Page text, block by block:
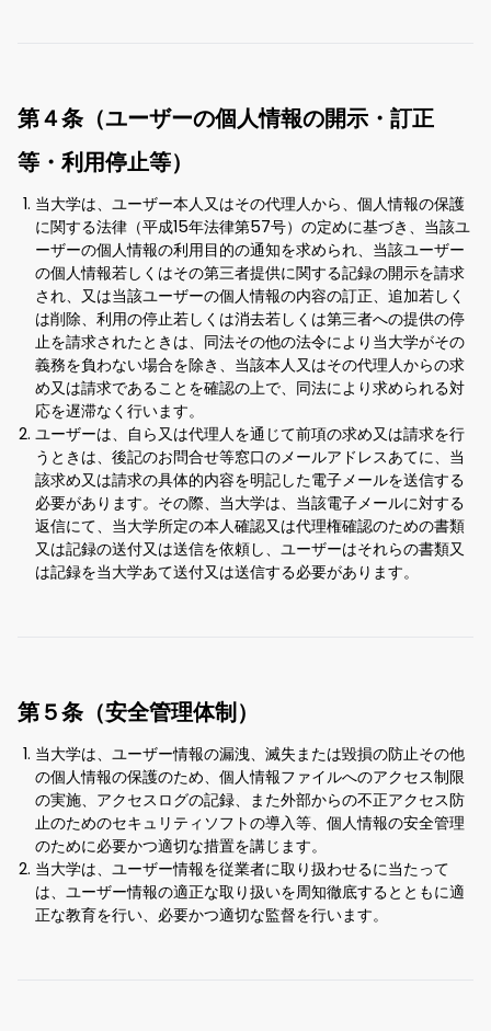
第４条（ユーザーの個人情報の開示・訂正
等・利用停止等）
当大学は、ユーザー本人又はその代理人から、個人情報の保護
に関する法律（平成15年法律第57号）の定めに基づき、当該ユ
ーザーの個人情報の利用目的の通知を求められ、当該ユーザー
の個人情報若しくはその第三者提供に関する記録の開示を請求
され、又は当該ユーザーの個人情報の内容の訂正、追加若しく
は削除、利用の停止若しくは消去若しくは第三者への提供の停
止を請求されたときは、同法その他の法令により当大学がその
義務を負わない場合を除き、当該本人又はその代理人からの求
め又は請求であることを確認の上で、同法により求められる対
応を遅滞なく行います。
ユーザーは、自ら又は代理人を通じて前項の求め又は請求を行
うときは、後記のお問合せ等窓口のメールアドレスあてに、当
該求め又は請求の具体的内容を明記した電子メールを送信する
必要があります。その際、当大学は、当該電子メールに対する
返信にて、当大学所定の本人確認又は代理権確認のための書類
又は記録の送付又は送信を依頼し、ユーザーはそれらの書類又
は記録を当大学あて送付又は送信する必要があります。
第５条（安全管理体制）
当大学は、ユーザー情報の漏洩、滅失または毀損の防止その他
の個人情報の保護のため、個人情報ファイルへのアクセス制限
の実施、アクセスログの記録、また外部からの不正アクセス防
止のためのセキュリティソフトの導入等、個人情報の安全管理
のために必要かつ適切な措置を講じます。
当大学は、ユーザー情報を従業者に取り扱わせるに当たって
は、ユーザー情報の適正な取り扱いを周知徹底するとともに適
正な教育を行い、必要かつ適切な監督を行います。